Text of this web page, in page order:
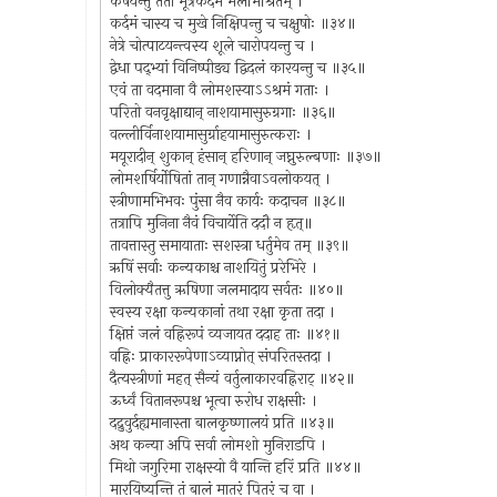
कर्दमं चास्य च मुखे निक्षिपन्तु च चक्षुषोः ॥३४॥
नेत्रे चोत्पाटयन्त्वस्य शूले चारोपयन्तु च ।
द्वेधा पद्भ्यां विनिष्पीड्य द्विदलं कारयन्तु च ॥३५॥
एवं ता वदमाना वै लोमशस्याऽऽश्रमं गताः ।
परितो वनवृक्षाद्यान् नाशयामासुरुग्रगाः ॥३६॥
वल्लीर्विनाशयामासुर्ग्राहयामासुरुत्कराः ।
मयूरादीन् शुकान् हंसान् हरिणान् जघ्नुरुल्बणाः ॥३७॥
लोमशर्षिर्योषितां तान् गणान्नैवाऽवलोकयत् ।
स्त्रीणामभिभवः पुंसा नैव कार्यः कदाचन ॥३८॥
तत्रापि मुनिना नैवं विचार्येति ददौ न हृत्॥
तावत्तास्तु समायाताः सशस्त्रा धर्तुमेव तम् ॥३९॥
ऋषिं सर्वाः कन्यकाश्च नाशयितुं प्ररेभिरे ।
विलोक्यैतत्तु ऋषिणा जलमादाय सर्वतः ॥४०॥
स्वस्य रक्षा कन्यकानां तथा रक्षा कृता तदा ।
क्षिप्तं जलं वह्निरूपं व्यजायत ददाह ताः ॥४१॥
वह्निः प्राकाररूपेणाऽव्याप्नोत् संपरितस्तदा ।
दैत्यस्त्रीणां महत् सैन्यं वर्तुलाकारवह्निराट् ॥४२॥
ऊर्ध्वं वितानरूपश्च भूत्वा रुरोध राक्षसीः ।
दद्रुवुर्दह्यमानास्ता बालकृष्णालयं प्रति ॥४३॥
अथ कन्या अपि सर्वा लोमशो मुनिराडपि ।
मिथो जगुरिमा राक्षस्यो वै यान्ति हरिं प्रति ॥४४॥
मारयिष्यन्ति तं बालं मातरं पितरं च वा ।